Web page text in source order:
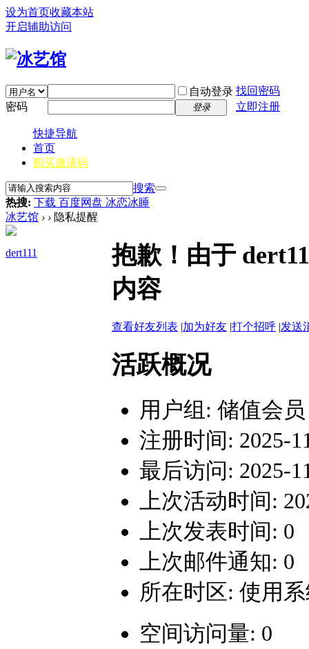
设为首页收藏本站
开启辅助访问
自动登录 找回密码
密码
登录 立即注册
快捷导航
首页
购买邀请码
搜索
热搜: 下载 百度网盘 冰恋冰睡
冰艺馆 › › 隐私提醒
dert111
抱歉！由于
内容
查看好友列表 |加为好友 |打个招呼 |发送
活跃概况
用户组: 储值会员
注册时间: 2025-
最后访问: 2025-
上次活动时间:
上次发表时间: 0
上次邮件通知: 0
所在时区: 使用
空间访问量: 0